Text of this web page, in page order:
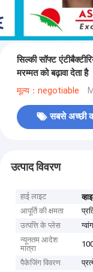
सिल्की सॉफ्ट
मरम्मत को बढ़ावा देता है
मूल्य：negotiable
सबसे अच्छी
उत्पाद विवरण
हाई लाइट
आपूर्ति की क्षमता
उत्पत्ति के प्लेस
न्यूनतम आदेश
मात्रा
पैकेजिंग विवरण